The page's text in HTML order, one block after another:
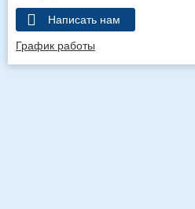
Написать нам
График работы